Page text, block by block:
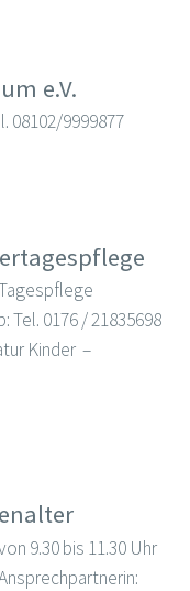
e.V.
08102/9999877
Tel. 0176 / 21835698
Kinder –
9.30 bis 11.30 Uhr